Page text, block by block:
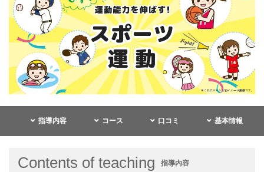
指導内容 コース 口コミ 基本情報
Contents of teaching 指導内容